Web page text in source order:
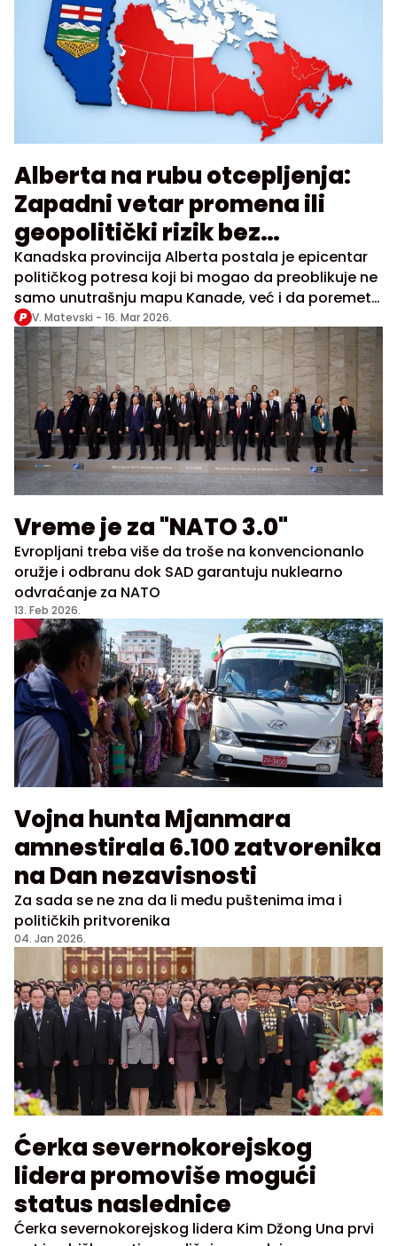
Alberta na rubu otcepljenja:
Zapadni vetar promena ili
geopolitički rizik bez
presedana?
Kanadska provincija Alberta postala je epicentar
političkog potresa koji bi mogao da preoblikuje ne
samo unutrašnju mapu Kanade, već i da poremeti
strateške odnose u Severnoj Americi
V. Matevski - 16. Mar 2026.
Vreme je za "NATO 3.0"
Evropljani treba više da troše na konvencionanlo
oružje i odbranu dok SAD garantuju nuklearno
odvraćanje za NATO
13. Feb 2026.
Vojna hunta Mjanmara
amnestirala 6.100 zatvorenika
na Dan nezavisnosti
Za sada se ne zna da li među puštenima ima i
političkih pritvorenika
04. Jan 2026.
Ćerka severnokorejskog
lidera promoviše mogući
status naslednice
Ćerka severnokorejskog lidera Kim Džong Una prvi